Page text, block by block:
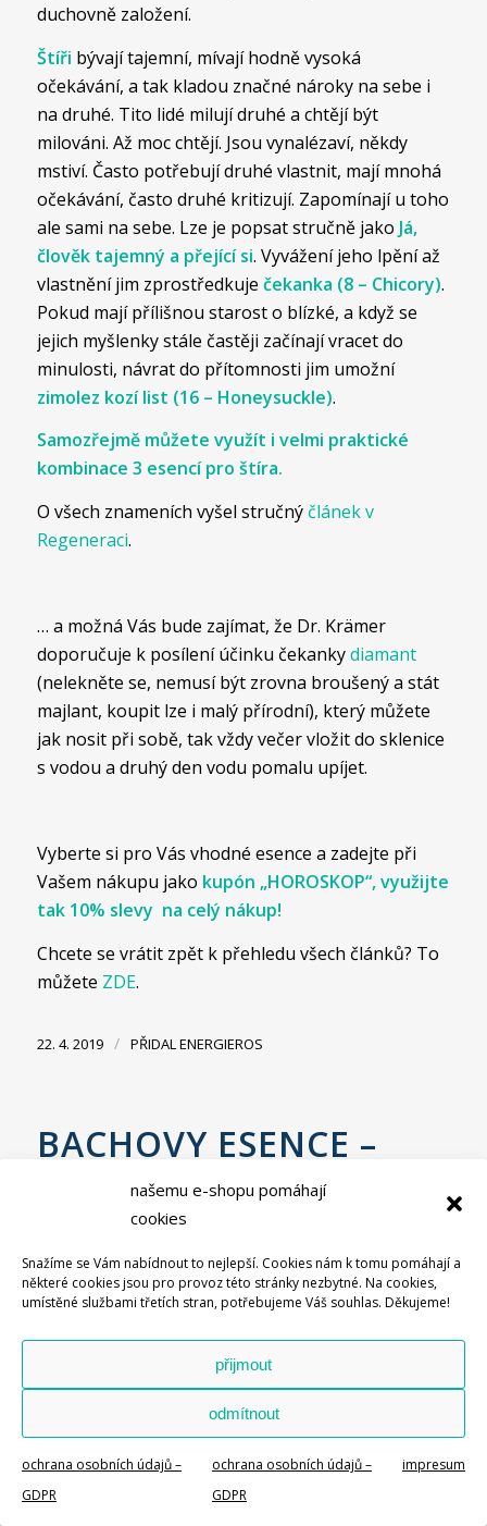
našemu e-shopu pomáhají
cookies
Snažíme se Vám nabídnout to nejlepší. Cookies nám k tomu pomáhají a
některé cookies jsou pro provoz této stránky nezbytné. Na cookies,
umístěné službami třetích stran, potřebujeme Váš souhlas. Děkujeme!
přijmout
odmítnout
ochrana osobních údajů –
GDPR
ochrana osobních údajů –
GDPR
impresum
duchovně založení.
Štíři bývají tajemní, mívají hodně vysoká
očekávání, a tak kladou značné nároky na sebe i
na druhé. Tito lidé milují druhé a chtějí být
milováni. Až moc chtějí. Jsou vynalézaví, někdy
mstiví. Často potřebují druhé vlastnit, mají mnohá
očekávání, často druhé kritizují. Zapomínají u toho
ale sami na sebe. Lze je popsat stručně jako Já,
člověk tajemný a přející si. Vyvážení jeho lpění až
vlastnění jim zprostředkuje čekanka (8 – Chicory).
Pokud mají přílišnou starost o blízké, a když se
jejich myšlenky stále častěji začínají vracet do
minulosti, návrat do přítomnosti jim umožní
zimolez kozí list (16 – Honeysuckle).
Samozřejmě můžete využít i velmi praktické
kombinace 3 esencí pro štíra.
O všech znameních vyšel stručný článek v
Regeneraci.
… a možná Vás bude zajímat, že Dr. Krämer
doporučuje k posílení účinku čekankydiamant
(nelekněte se, nemusí být zrovna broušený a stát
majlant, koupit lze i malý přírodní), který můžete
jak nosit při sobě, tak vždy večer vložit do sklenice
s vodou a druhý den vodu pomalu upíjet.
Vyberte si pro Vás vhodné esence a zadejte při
Vašem nákupu jako kupón „HOROSKOP“, využijte
tak 10% slevy na celý nákup!
Chcete se vrátit zpět k přehledu všech článků? To
můžete ZDE.
22. 4. 2019 / PŘIDALENERGIEROS
BACHOVY ESENCE –
STŘELEC
ZNAMENÍ ZVĚROKRUHU
♐ Střelec (23.11. – 21.12.)
Vás popisuje znamení STŘELCE ?
Je to tzv. ohnivé sluneční znamení.Oheňje
označován jako posel intuice, akce a spontánnosti.
Střelcijsou rození radostní optimisté. Za veselou
myslí však často skrývají vnitřní smutek i starosti.